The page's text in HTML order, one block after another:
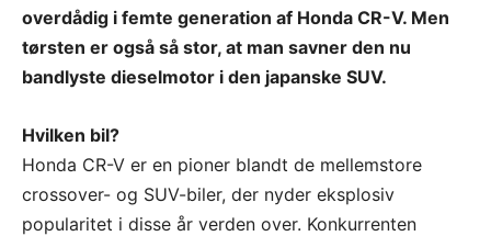
overdådig i femte generation af Honda CR-V. Men
tørsten er også så stor, at man savner den nu
bandlyste dieselmotor i den japanske SUV.
Hvilken bil?
Honda CR-V er en pioner blandt de mellemstore
crossover- og SUV-biler, der nyder eksplosiv
popularitet i disse år verden over. Konkurrenten